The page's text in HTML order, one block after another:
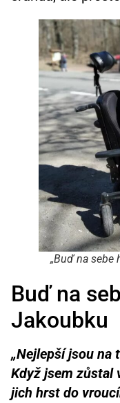
„Buď na sebe
Buď na
Jakoubku
„Nejlepší jsou na
Když jsem zůstal
jich hrst do